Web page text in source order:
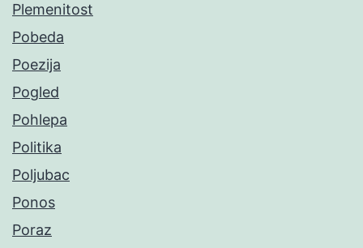
Plemenitost
Pobeda
Poezija
Pogled
Pohlepa
Politika
Poljubac
Ponos
Poraz